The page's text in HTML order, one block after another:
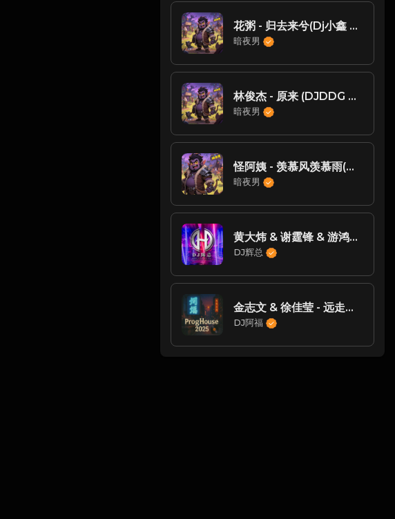
花粥 - 归去来兮(Dj小鑫 FunkyHouse Rmx 2023)
暗夜男
林俊杰 - 原来 (DJDDG prog house Mix)
暗夜男
怪阿姨 - 羡慕风羡慕雨(DjLy ProgHouse Rmx 2023)
暗夜男
黄大炜 & 谢霆锋 & 游鸿明 & 黄中原 - 我们这里还有鱼（DJ辉总 ReMix)
DJ辉总
金志文 & 徐佳莹 - 远走高飞 (DJ阿福 Remix)
DJ阿福